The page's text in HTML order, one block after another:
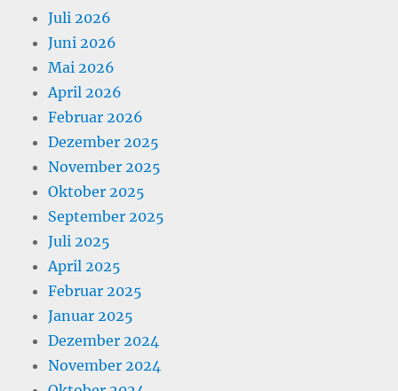
Juli 2026
Juni 2026
Mai 2026
April 2026
Februar 2026
Dezember 2025
November 2025
Oktober 2025
September 2025
Juli 2025
April 2025
Februar 2025
Januar 2025
Dezember 2024
November 2024